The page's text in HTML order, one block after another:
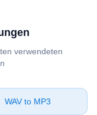
verwendeten
⁦WAV⁩ to ⁦MP3⁩